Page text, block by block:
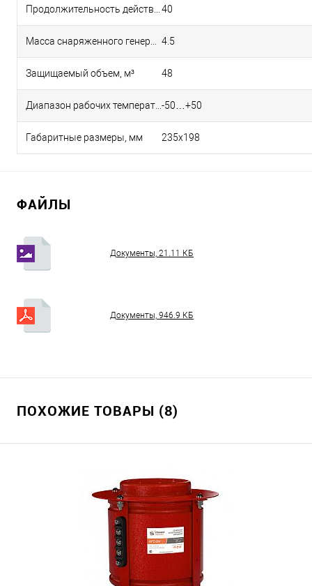
40
4.5
Защищаемый объем, м³ 48
-50…+50
Габаритные размеры, мм 235х198
ФАЙЛЫ
Документы, 21.11 КБ
Документы, 946.9 КБ
ПОХОЖИЕ ТОВАРЫ (8)